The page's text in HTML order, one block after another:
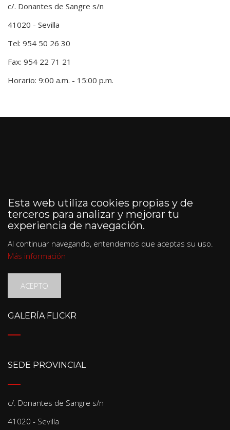
c/. Donantes de Sangre s/n
41020 - Sevilla
Tel: 954 50 26 30
Fax: 954 22 71 21
Horario: 9:00 a.m. - 15:00 p.m.
Esta web utiliza cookies propias y de
terceros para analizar y mejorar tu
experiencia de navegación.
Al continuar navegando, entendemos que aceptas su uso.
Más información
ACEPTO
GALERÍA FLICKR
SEDE PROVINCIAL
c/. Donantes de Sangre s/n
41020 - Sevilla